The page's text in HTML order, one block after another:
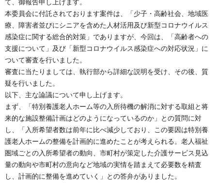
て、御報告申し上げます。
本委員会に付託されております案件は、「少子・高齢社会、地域医
療、障害者並びにシニアを含めた人材活用及び新型コロナウイルス
感染症に関する総合的対策」でありますが、今回は、「高齢者への
支援について」及び「新型コロナウイルス感染症への対応状況」に
ついて審査を行いました。
審査に当たりましては、執行部から詳細な説明を受け、その後、質
疑を行いました。
以下、主な論議について申し上げます。
まず、「特別養護老人ホーム等の入所待機の解消に対する取組と将
来的な施設整備計画はどのようになっているのか」との質問に対
し、「入所希望者数は前年に比べ減少しており、この要因は特別養
護老人ホームの整備を計画的に進めたことが考えられる。老人福祉
圏域ごとの入所希望者の動向、市町村が策定した介護サービス見込
量の動向や市町村の意向など地域の実情を踏まえて必要数を精査
し、計画的に整備を進めていく」との答弁がありました。